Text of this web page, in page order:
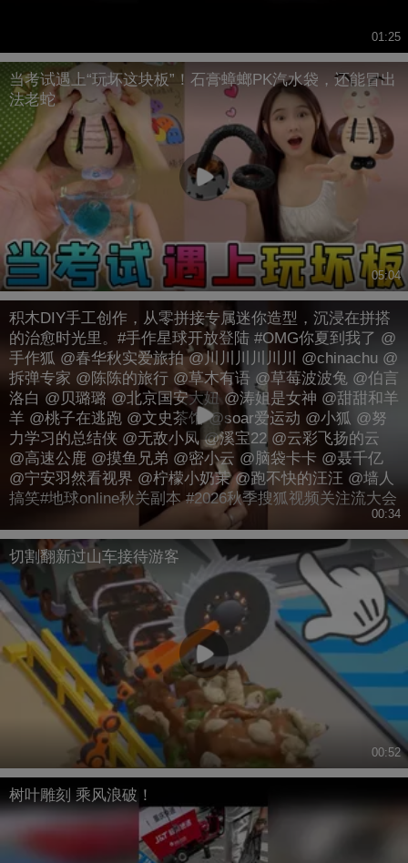
01:25
当考试遇上“玩坏这块板”！石膏蟑螂PK汽水袋，还能冒出
法老蛇
05:04
积木DIY手工创作，从零拼接专属迷你造型，沉浸在拼搭
的治愈时光里。#手作星球开放登陆 #OMG你夏到我了 @
手作狐 @春华秋实爱旅拍 @川川川川川川 @chinachu @
拆弹专家 @陈陈的旅行 @草木有语 @草莓波波兔 @伯言
洛白 @贝璐璐 @北京国安大妞 @涛姐是女神 @甜甜和羊
羊 @桃子在逃跑 @文史茶馆 @soar爱运动 @小狐 @努
力学习的总结侠 @无敌小凤 @溪宝22 @云彩飞扬的云
@高速公鹿 @摸鱼兄弟 @密小云 @脑袋卡卡 @聂千亿
@宁安羽然看视界 @柠檬小奶茉 @跑不快的汪汪 @墙人
搞笑#地球online秋关副本 #2026秋季搜狐视频关注流大会
00:34
切割翻新过山车接待游客
00:52
树叶雕刻 乘风浪破！